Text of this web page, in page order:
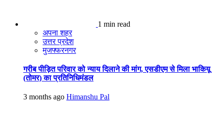
1 min read
अपना शहर
उत्तर प्रदेश
मुजफ्फरनगर
गरीब पीड़ित परिवार को न्याय दिलाने की मांग, एसडीएम से मिला भाकियू
(तोमर) का प्रतिनिधिमंडल
3 months ago Himanshu Pal